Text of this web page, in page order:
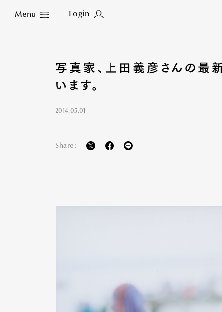
Menu Login
Close
写真家、上田義彦さんの最
います。
2014.05.01
Share: